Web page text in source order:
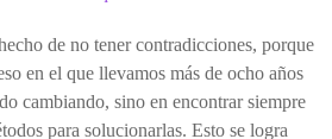
de no tener contradicciones, porque
en el que llevamos más de ocho años
cambiando, sino en encontrar siempre
para solucionarlas. Esto se logra